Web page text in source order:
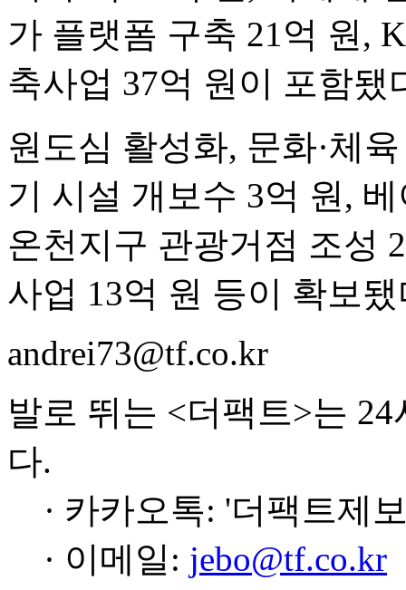
가 플랫폼 구축 21억 원,
축사업 37억 원이 포함됐
원도심 활성화, 문화·체
기 시설 개보수 3억 원,
온천지구 관광거점 조성
사업 13억 원 등이 확보됐
andrei73@tf.co.kr
발로 뛰는 <더팩트>는
다.
· 카카오톡: '더팩트제
· 이메일: jebo@tf.co.kr